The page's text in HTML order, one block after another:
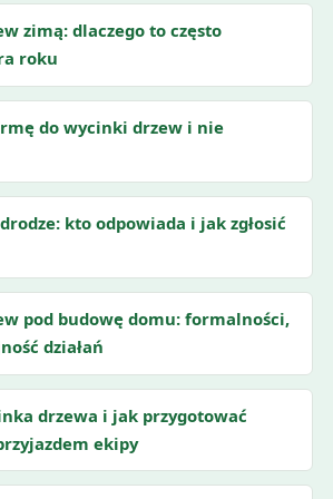
zimą: dlaczego to często
roku
do wycinki drzew i nie
kto odpowiada i jak zgłosić
pod budowę domu: formalności,
działań
drzewa i jak przygotować
ekipy